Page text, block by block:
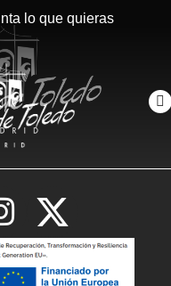
lo que quieras